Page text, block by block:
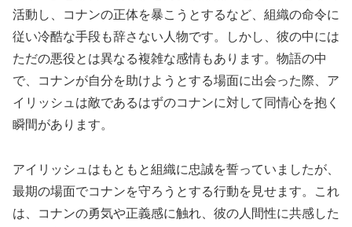
活動し、コナンの正体を暴こうとするなど、組織の命令に
従い冷酷な手段も辞さない人物です。しかし、彼の中には
ただの悪役とは異なる複雑な感情もあります。物語の中
で、コナンが自分を助けようとする場面に出会った際、ア
イリッシュは敵であるはずのコナンに対して同情心を抱く
瞬間があります。
アイリッシュはもともと組織に忠誠を誓っていましたが、
最期の場面でコナンを守ろうとする行動を見せます。これ
は、コナンの勇気や正義感に触れ、彼の人間性に共感した